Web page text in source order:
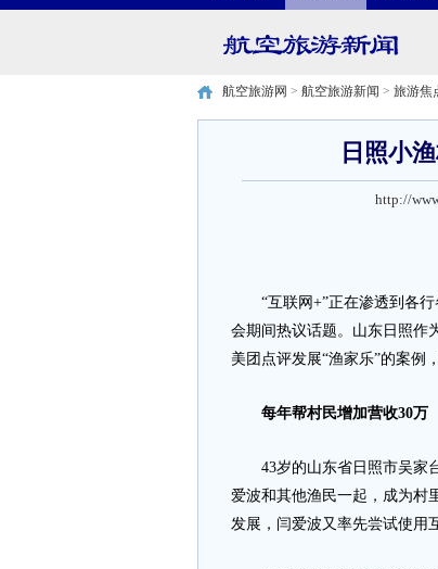
航空旅游网 > 航空旅游新闻 > 旅游焦
日照小
http://
“互联网+”正在渗透到各行
会期间热议话题。山东日照作
美团点评发展“渔家乐”的案例
每年帮村民增加营收30万
43岁的山东省日照市吴家台
爱波和其他渔民一起，成为村
发展，闫爱波又率先尝试使用